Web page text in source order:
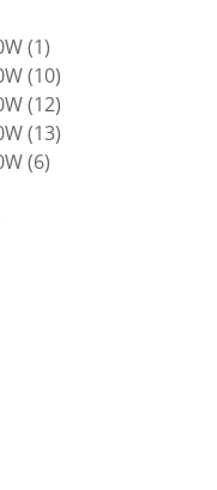
11
prodotto
1010
prodotti
1212
prodotti
1313
66